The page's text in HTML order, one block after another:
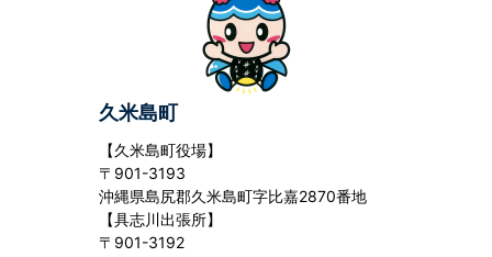
久米島町
【久米島町役場】
〒901-3193
沖縄県島尻郡久米島町字比嘉2870番地
【具志川出張所】
〒901-3192